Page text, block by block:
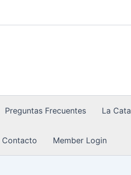
Preguntas Frecuentes La Cata
Contacto Member Login